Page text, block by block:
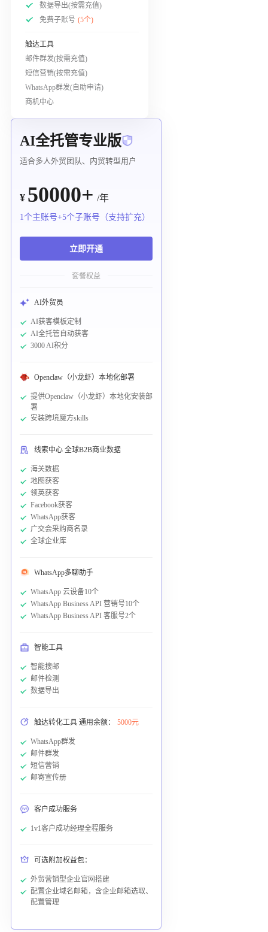
数据导出(按需充值)
免费子账号 (5个)
触达工具
邮件群发(按需充值)
短信营销(按需充值)
WhatsApp群发(自助申请)
商机中心
AI全托管专业版
适合多人外贸团队、内贸转型用户
¥ 50000+ /年
1个主账号+5个子账号（支持扩充）
立即开通
套餐权益
AI外贸员
AI获客模板定制
AI全托管自动获客
3000 AI积分
Openclaw（小龙虾）本地化部署
提供Openclaw（小龙虾）本地化安装部
署
安装跨境魔方skills
线索中心 全球B2B商业数据
海关数据
地图获客
领英获客
Facebook获客
WhatsApp获客
广交会采购商名录
全球企业库
WhatsApp多聊助手
WhatsApp 云设备10个
WhatsApp Business API 营销号10个
WhatsApp Business API 客服号2个
智能工具
智能搜邮
邮件检测
数据导出
触达转化工具 通用余额： 5000元
WhatsApp群发
邮件群发
短信营销
邮寄宣传册
客户成功服务
1v1客户成功经理全程服务
可选附加权益包：
外贸营销型企业官网搭建
配置企业域名邮箱，含企业邮箱选取、
配置管理